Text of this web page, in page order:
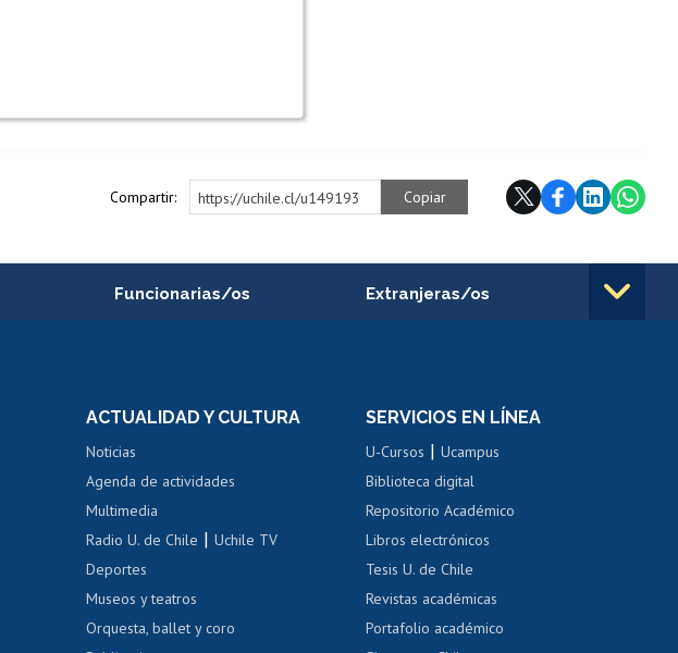
Compartir: https://uchile.cl/u149193 Copiar
Funcionarias/os
Portal de movilidad interna
Certificado de renta
Certificado de renta
Gestión de correo uchile
Extranjeras/os
Movilidad Estudiantil
Cursos de español
Acoso laboral, sexual y violencia
ACTUALIDAD Y CULTURA
Noticias
Agenda de actividades
Multimedia
Radio U. de Chile |Uchile TV
Deportes
Museos y teatros
Orquesta, ballet y coro
SERVICIOS EN LÍNEA
U-Cursos |Ucampus
Biblioteca digital
Repositorio Académico
Libros electrónicos
Tesis U. de Chile
Revistas académicas
Portafolio académico